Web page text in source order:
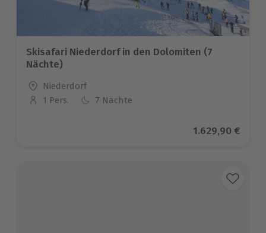
Skisafari Niederdorf in den Dolomiten (7
Nächte)
Standort
Niederdorf
Anzahl der Teilnehmer
1 Pers. 7 Nächte
Aktueller Preis
1.629,90 €